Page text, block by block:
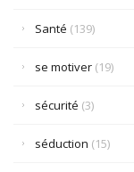
Santé (139)
se motiver (19)
sécurité (3)
séduction (15)